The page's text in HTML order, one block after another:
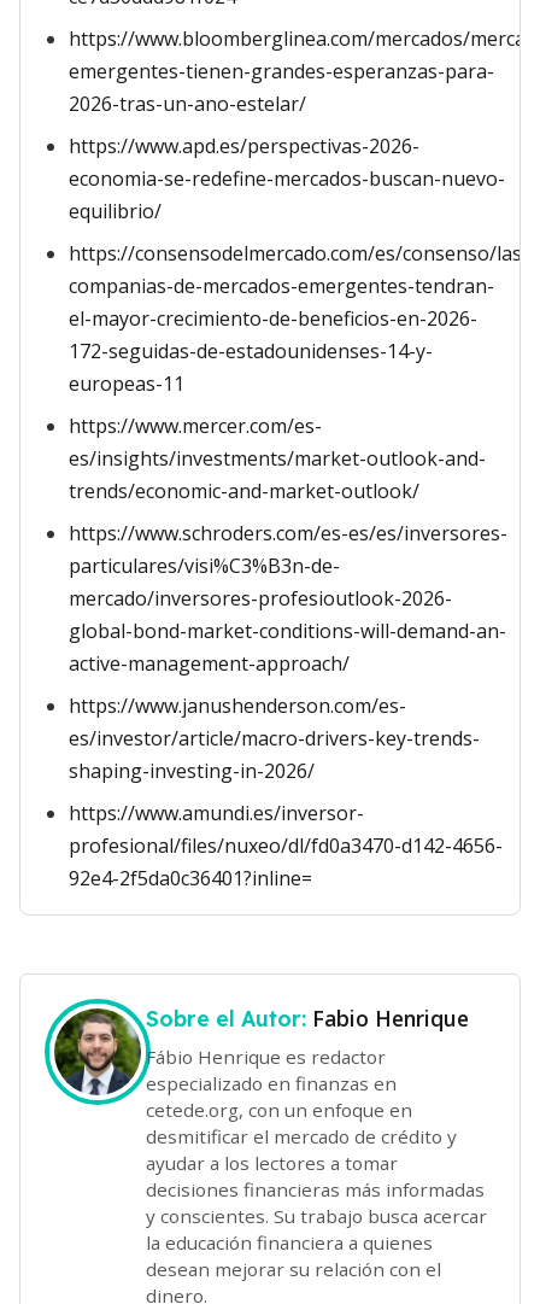
https://www.bloomberglinea.com/mercados/
emergentes-tienen-grandes-esperanzas-para-
2026-tras-un-ano-estelar/
https://www.apd.es/perspectivas-2026-
economia-se-redefine-mercados-buscan-nuevo-
equilibrio/
https://consensodelmercado.com/es/consenso/las-
companias-de-mercados-emergentes-tendran-
el-mayor-crecimiento-de-beneficios-en-2026-
172-seguidas-de-estadounidenses-14-y-
europeas-11
https://www.mercer.com/es-
es/insights/investments/market-outlook-and-
trends/economic-and-market-outlook/
https://www.schroders.com/es-es/es/inversores-
particulares/visi%C3%B3n-de-
mercado/inversores-profesioutlook-2026-
global-bond-market-conditions-will-demand-an-
active-management-approach/
https://www.janushenderson.com/es-
es/investor/article/macro-drivers-key-trends-
shaping-investing-in-2026/
https://www.amundi.es/inversor-
profesional/files/nuxeo/dl/fd0a3470-d142-4656-
92e4-2f5da0c36401?inline=
Sobre el Autor: Fabio Henrique
Fábio Henrique es redactor
especializado en finanzas en
cetede.org, con un enfoque en
desmitificar el mercado de crédito y
ayudar a los lectores a tomar
decisiones financieras más informadas
y conscientes. Su trabajo busca acercar
la educación financiera a quienes
desean mejorar su relación con el
dinero.